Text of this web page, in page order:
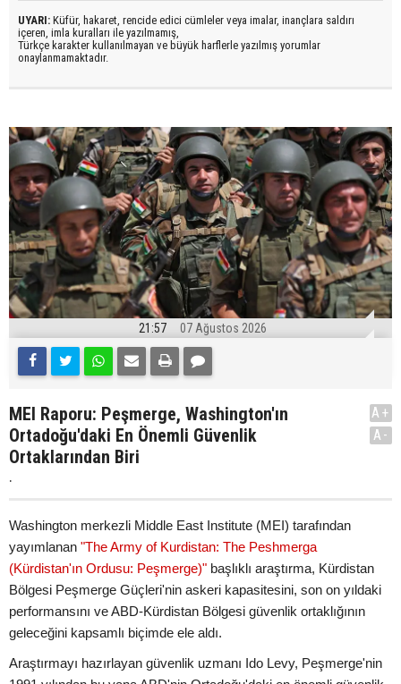
UYARI: Küfür, hakaret, rencide edici cümleler veya imalar, inançlara saldırı
içeren, imla kuralları ile yazılmamış,
Türkçe karakter kullanılmayan ve büyük harflerle yazılmış yorumlar
onaylanmamaktadır.
21:57 07 Ağustos 2026
MEI Raporu: Peşmerge, Washington'ın
Ortadoğu'daki En Önemli Güvenlik
Ortaklarından Biri
.
A+
A-
Washington merkezli Middle East Institute (MEI) tarafından
yayımlanan "The Army of Kurdistan: The Peshmerga
(Kürdistan'ın Ordusu: Peşmerge)" başlıklı araştırma, Kürdistan
Bölgesi Peşmerge Güçleri'nin askeri kapasitesini, son on yıldaki
performansını ve ABD-Kürdistan Bölgesi güvenlik ortaklığının
geleceğini kapsamlı biçimde ele aldı.
Araştırmayı hazırlayan güvenlik uzmanı Ido Levy, Peşmerge'nin